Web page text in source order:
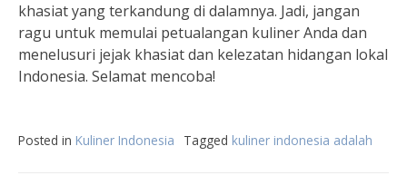
khasiat yang terkandung di dalamnya. Jadi, jangan
ragu untuk memulai petualangan kuliner Anda dan
menelusuri jejak khasiat dan kelezatan hidangan lokal
Indonesia. Selamat mencoba!
Posted in Kuliner Indonesia Tagged kuliner indonesia adalah